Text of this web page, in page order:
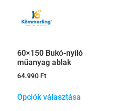
60×150 Bukó-nyíló
műanyag ablak
64.990 Ft
Opciók választása